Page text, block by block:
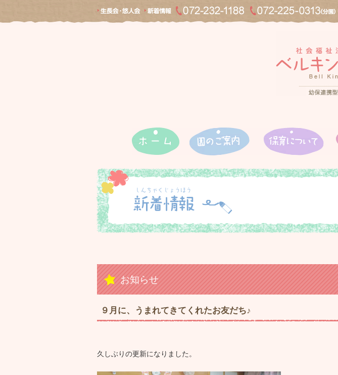
お知らせ
９月に、うまれてきてくれたお友だち♪
久しぶりの更新になりました。